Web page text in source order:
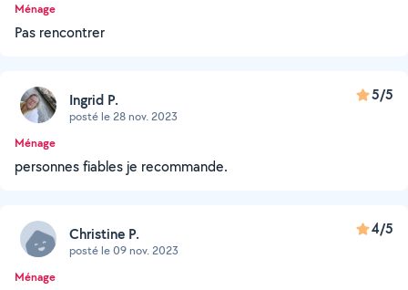
Ménage
Pas rencontrer
Ingrid P.
posté le 28 nov. 2023
5/5
Ménage
personnes fiables je recommande.
Christine P.
posté le 09 nov. 2023
4/5
Ménage